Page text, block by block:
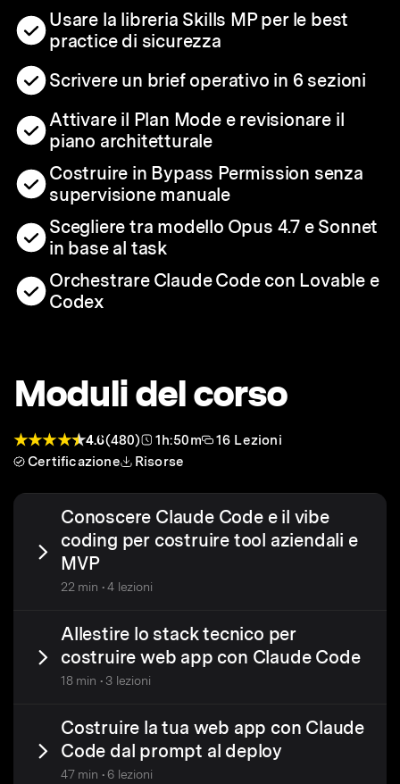
Usare la libreria Skills MP per le best
practice di sicurezza
Scrivere un brief operativo in 6 sezioni
Attivare il Plan Mode e revisionare il
piano architetturale
Costruire in Bypass Permission senza
supervisione manuale
Scegliere tra modello Opus 4.7 e Sonnet
in base al task
Orchestrare Claude Code con Lovable e
Codex
Moduli del corso
4.6(480) 1h:50m
16 Lezioni
Certificazione
Risorse
Conoscere Claude Code e il vibe
coding per costruire tool aziendali e
MVP
22 min • 4 lezioni
Allestire lo stack tecnico per
costruire web app con Claude Code
18 min • 3 lezioni
Costruire la tua web app con Claude
Code dal prompt al deploy
47 min • 6 lezioni